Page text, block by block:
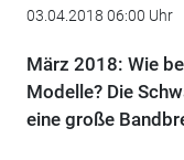
03.04.2018 06:00 Uhr
März 2018: Wie
Modelle? Die
eine große